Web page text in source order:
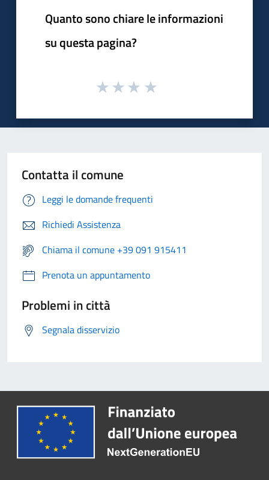
Quanto sono chiare le informazioni
su questa pagina?
Contatta il comune
Leggi le domande frequenti
Richiedi Assistenza
Chiama il comune +39 091 915411
Prenota un appuntamento
Problemi in città
Segnala disservizio